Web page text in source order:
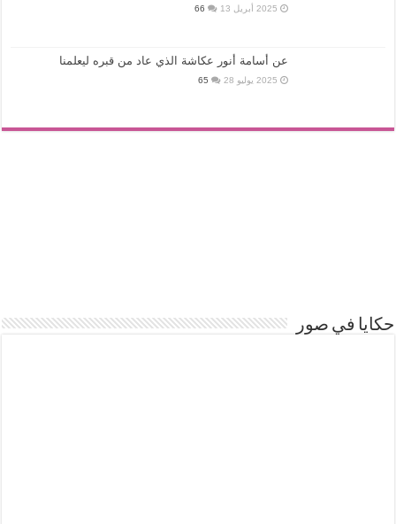
2025 أبريل 13 66
عن أسامة أنور عكاشة الذي عاد من قبره ليعلمنا
2025 يوليو 28 65
حكايا في صور